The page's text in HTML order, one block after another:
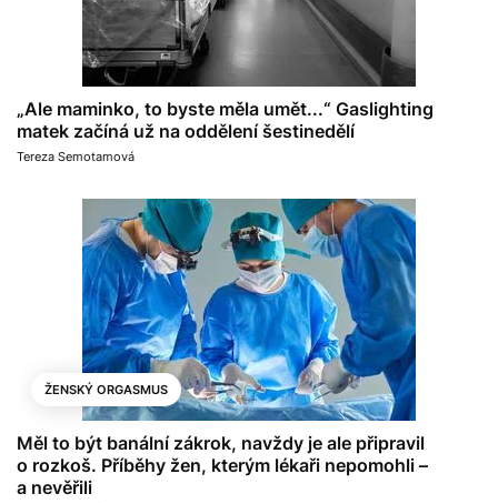
„Ale maminko, to byste měla umět...“ Gaslighting
matek začíná už na oddělení šestinedělí
Tereza Semotamová
ŽENSKÝ ORGASMUS
Měl to být banální zákrok, navždy je ale připravil
o rozkoš. Příběhy žen, kterým lékaři nepomohli –
a nevěřili